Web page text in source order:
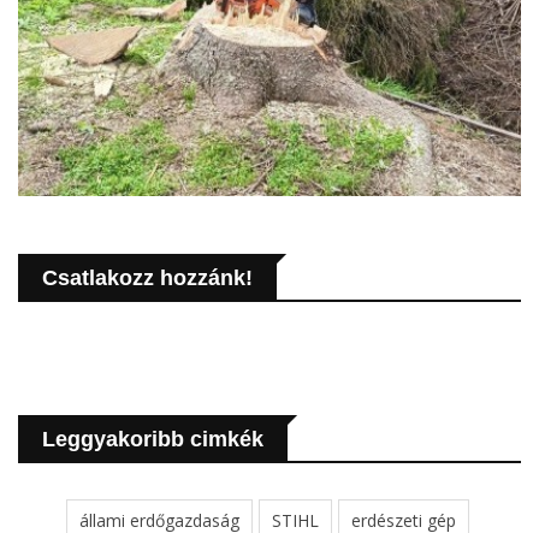
Csatlakozz hozzánk!
Leggyakoribb cimkék
állami erdőgazdaság STIHL erdészeti gép